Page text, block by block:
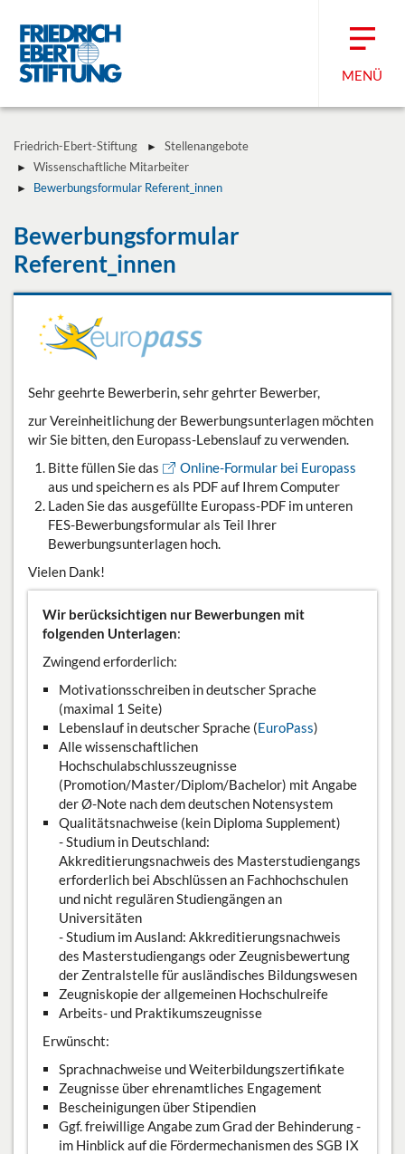
MENÜ
Friedrich-Ebert-Stiftung
Stellenangebote
Wissenschaftliche Mitarbeiter
Bewerbungsformular Referent_innen
Bewerbungsformular
Referent_innen
Sehr geehrte Bewerberin, sehr gehrter Bewerber,
zur Vereinheitlichung der Bewerbungsunterlagen möchten
wir Sie bitten, den Europass-Lebenslauf zu verwenden.
Bitte füllen Sie das
Online-Formular bei Europass
aus und speichern es als PDF auf Ihrem Computer
Laden Sie das ausgefüllte Europass-PDF im unteren
FES-Bewerbungsformular als Teil Ihrer
Bewerbungsunterlagen hoch.
Vielen Dank!
Wir berücksichtigen nur Bewerbungen mit
folgenden Unterlagen:
Zwingend erforderlich:
Motivationsschreiben in deutscher Sprache
(maximal 1 Seite)
Lebenslauf in deutscher Sprache (EuroPass)
Alle wissenschaftlichen
Hochschulabschlusszeugnisse
(Promotion/Master/Diplom/Bachelor) mit Angabe
der Ø-Note nach dem deutschen Notensystem
Qualitätsnachweise (kein Diploma Supplement)
- Studium in Deutschland:
Akkreditierungsnachweis des Masterstudiengangs
erforderlich bei Abschlüssen an Fachhochschulen
und nicht regulären Studiengängen an
Universitäten
- Studium im Ausland: Akkreditierungsnachweis
des Masterstudiengangs oder Zeugnisbewertung
der Zentralstelle für ausländisches Bildungswesen
Zeugniskopie der allgemeinen Hochschulreife
Arbeits- und Praktikumszeugnisse
Erwünscht:
Sprachnachweise und Weiterbildungszertifikate
Zeugnisse über ehrenamtliches Engagement
Bescheinigungen über Stipendien
Ggf. freiwillige Angabe zum Grad der Behinderung -
im Hinblick auf die Fördermechanismen des SGB IX